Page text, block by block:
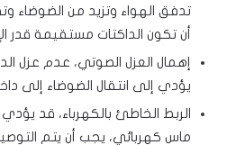
تدفق الهواء وتزيد من الضوضاء
أن تكون الداكتات مستقيمة قدر
إهمال العزل الصوتي، عدم عزل
يؤدي إلى انتقال الضوضاء إلى
الربط الخاطئ بالكهرباء، قد
ماس كهربائي، يجب أن يتم